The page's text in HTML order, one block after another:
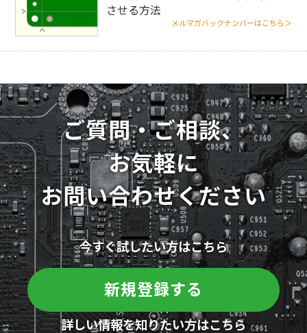
させる方法
メルマガバックナンバーはこちら＞
ご質問・ご相談、
お気軽に
お問い合わせください
今すぐ試したい方はこちら
新規登録する
詳しい情報を知りたい方はこちら